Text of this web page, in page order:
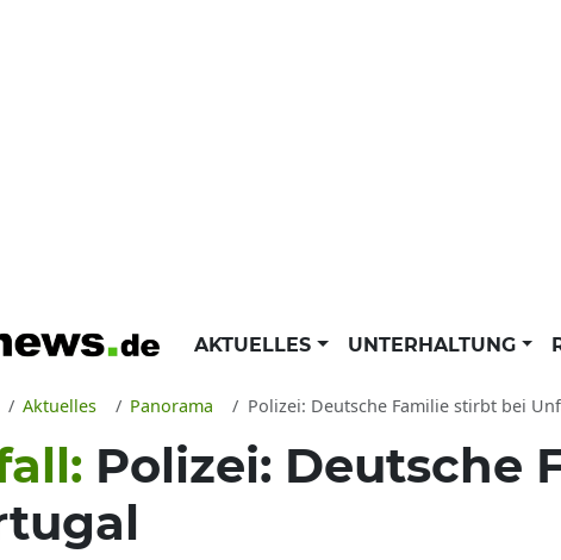
AKTUELLES UNTERHALTUNG
Aktuelles Panorama Polizei: Deutsche Familie stirbt bei
Polizei: Deutsche